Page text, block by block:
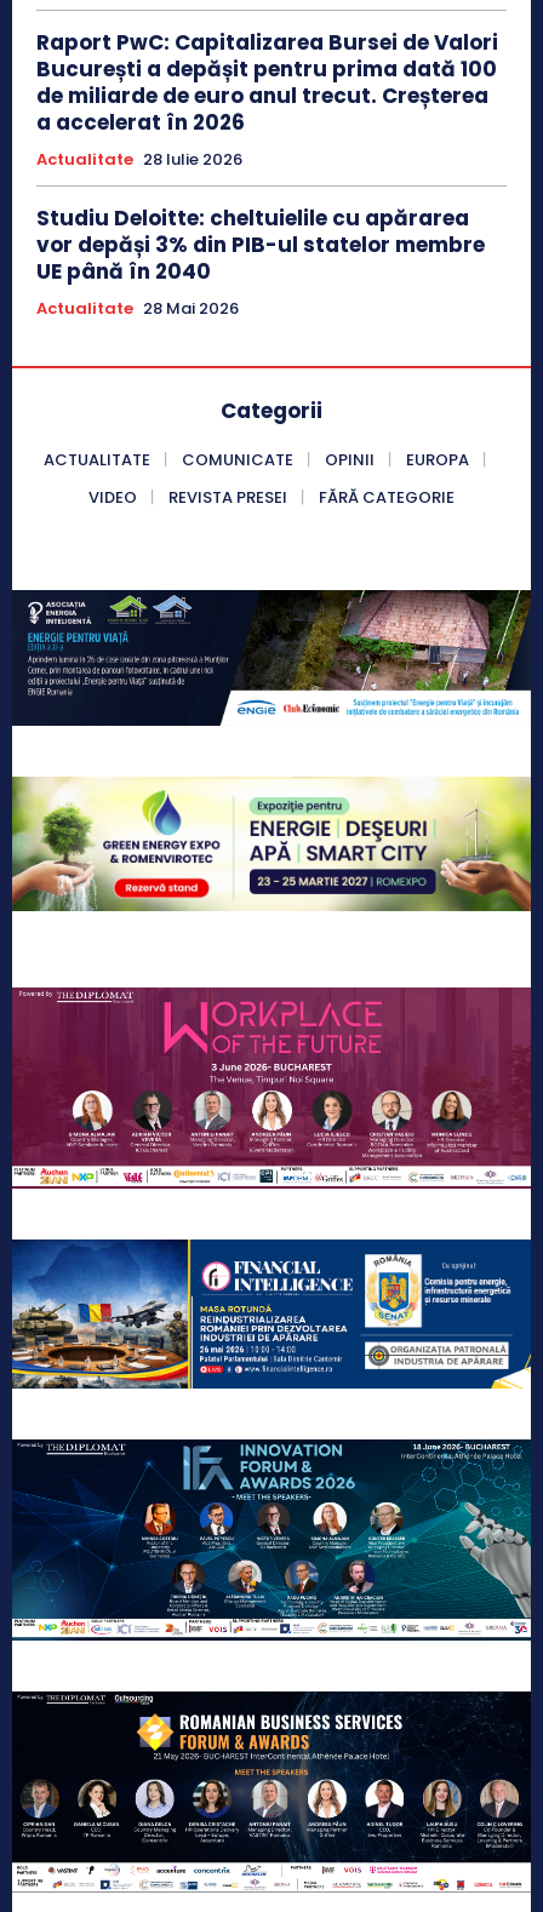
Raport PwC: Capitalizarea Bursei de Valori
București a depășit pentru prima dată 100
de miliarde de euro anul trecut. Creșterea
a accelerat în 2026
Actualitate 28 Iulie 2026
Studiu Deloitte: cheltuielile cu apărarea
vor depăși 3% din PIB-ul statelor membre
UE până în 2040
Actualitate 28 Mai 2026
Categorii
ACTUALITATE COMUNICATE OPINII
EUROPA
VIDEO
REVISTA PRESEI FĂRĂ CATEGORIE